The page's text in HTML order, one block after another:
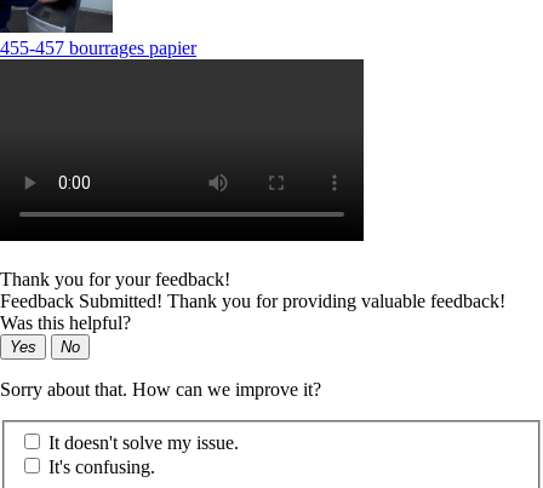
455-457 bourrages papier
Thank you for your feedback!
Feedback Submitted! Thank you for providing valuable feedback!
Was this helpful?
Yes No
Sorry about that. How can we improve it?
It doesn't solve my issue.
It's confusing.